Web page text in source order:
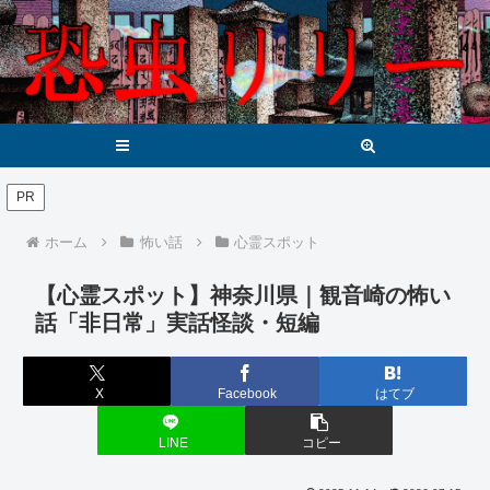
PR
ホーム 怖い話 心霊スポット
【心霊スポット】神奈川県｜観音崎の怖い
話「非日常」実話怪談・短編
X Facebook はてブ
LINE コピー